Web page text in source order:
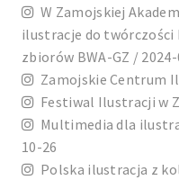
W Zamojskiej
ilustracje do twórczości
zbiorów BWA-GZ /
Zamojskie Centrum
Festiwal Ilustracji w
Multimedia dla
10-26
Polska ilustracja z